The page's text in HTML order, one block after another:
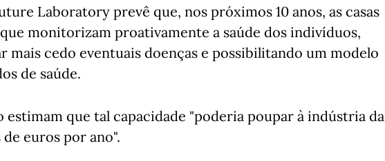
Laboratory prevê que, nos próximos 10 anos, as casas
monitorizam proativamente a saúde dos indivíduos,
mais cedo eventuais doenças e possibilitando um modelo
de saúde.
estimam que tal capacidade "poderia poupar à indústria da
euros por ano".